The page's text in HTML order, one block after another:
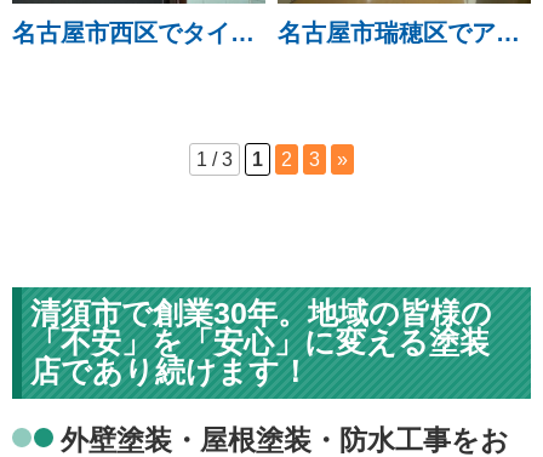
名古屋市西区でタイル浮き部分の補修工事を行いました。 名古屋市瑞穂区でアパートのクロス貼り換えと水洗いを行いました。
1 / 3 1 2 3 »
清須市で創業30年。地域の皆様の
「不安」を「安心」に変える塗装
店であり続けます！
外壁塗装・屋根塗装・防水工事をお